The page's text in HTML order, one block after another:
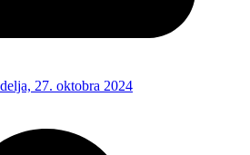
27. oktobra 2024